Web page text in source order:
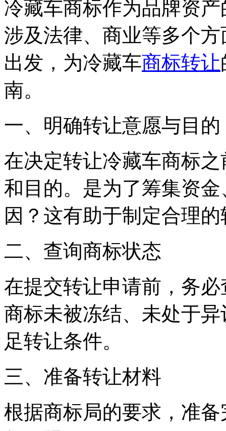
冷藏车商标作为品牌资
涉及法律、商业等多个
出发，为冷藏车商标转让
南。
一、明确转让意愿与目的
在决定转让冷藏车商标
和目的。是为了筹集资
因？这有助于制定合理
二、查询商标状态
在提交转让申请前，务
商标未被冻结、未处于
足转让条件。
三、准备转让材料
根据商标局的要求，准